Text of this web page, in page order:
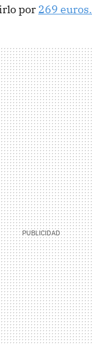
por 269 euros.